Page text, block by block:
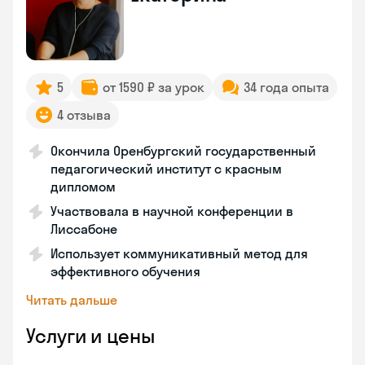
5 от 1590 ₽ за урок
34 года опыта
4 отзыва
Окончила Оренбургский государственный
педагогический институт с красным
дипломом
Участвовала в научной конференции в
Лиссабоне
Использует коммуникативный метод для
эффективного обучения
Читать дальше
Услуги и цены